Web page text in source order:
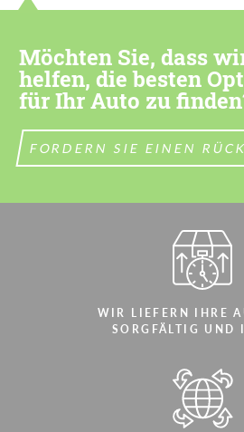
Möchten Sie, dass
helfen, die besten
für Ihr Auto zu
FORDERN SIE EINEN
WIR LIEFERN IHRE
SORGFÄLTIG UND